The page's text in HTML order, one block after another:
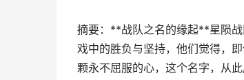
摘要：**战队之名的缘起**星陨
戏中的胜负与坚持，他们觉得，
颗永不屈服的心，这个名字，从